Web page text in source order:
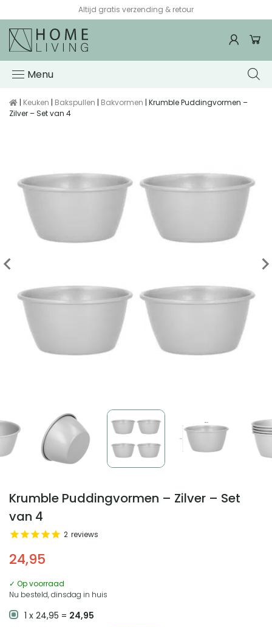
Altijd gratis verzending & retour
Menu
| Keuken | Bakspullen | Bakvormen | Krumble Puddingvormen –
Zilver – Set van 4
Krumble Puddingvormen – Zilver – Set
van 4
24,95
2 reviews
✓ Op voorraad
Nu besteld, dinsdag in huis
1 x 24,95 = 24,95